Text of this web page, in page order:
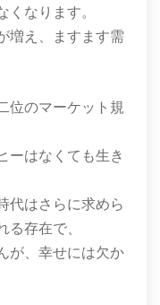
なります。
増え、ますます需
位のマーケット規
ーはなくても生き
代はさらに求めら
存在で、
が、幸せには欠か